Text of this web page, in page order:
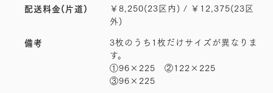
配送料金(片道)
￥8,250(23区内) / ￥12,375(23区
外)
備考
3枚のうち1枚だけサイズが異なりま
す。
①96×225 ②122×225
③96×225